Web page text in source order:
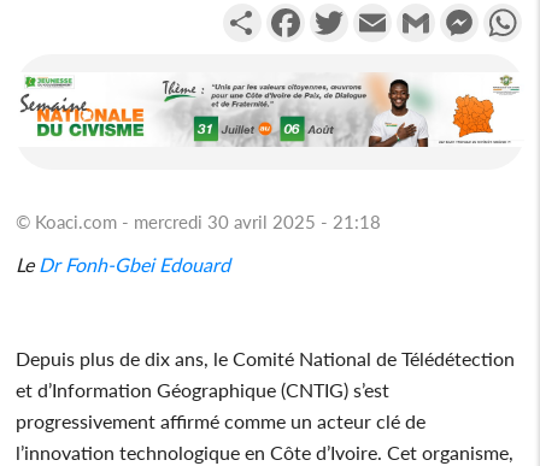
PartagerFacebookTwitterEmail Gmail
© Koaci.com - mercredi 30 avril 2025 - 21:18
Le Dr Fonh-Gbei Edouard
Depuis plus de dix ans, le Comité National de Télédétection
et d’Information Géographique (CNTIG) s’est
progressivement affirmé comme un acteur clé de
l’innovation technologique en Côte d’Ivoire. Cet organisme,